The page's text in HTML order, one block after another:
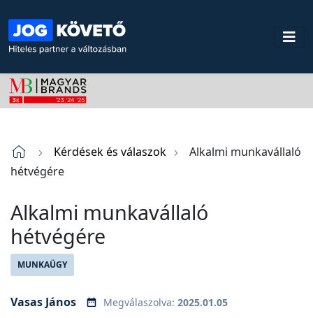
Kérdések és válaszok
Alkalmi munkavállaló
hétvégére
Alkalmi munkavállaló
hétvégére
MUNKAÜGY
Vasas János Megválaszolva: 2025.01.05